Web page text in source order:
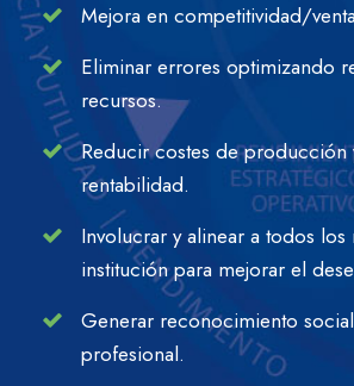
Mejora en competitividad/
Eliminar errores optimizando
recursos.
Reducir costes de producción
rentabilidad.
Involucrar y alinear a todos
institución para mejorar el
Generar reconocimiento
profesional.